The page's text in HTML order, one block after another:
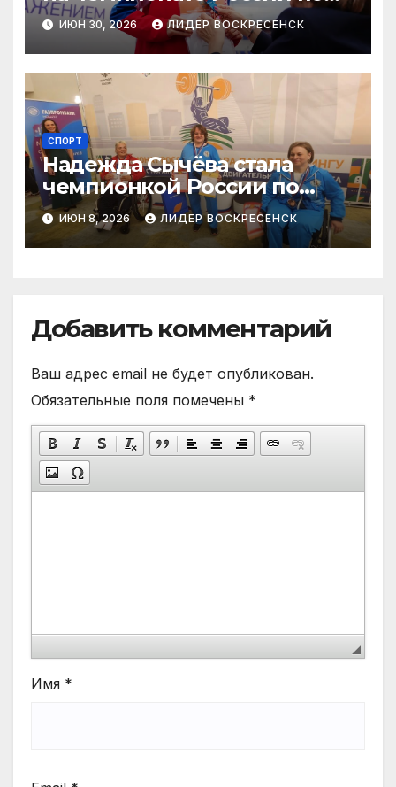
легкой атлетике
ИЮН 30, 2026 ЛИДЕР ВОСКРЕСЕНСК
СПОРТ
Надежда Сычёва стала
чемпионкой России по
пауэрлифтингу
ИЮН 8, 2026 ЛИДЕР ВОСКРЕСЕНСК
Добавить комментарий
Ваш адрес email не будет опубликован.
Обязательные поля помечены *
Имя *